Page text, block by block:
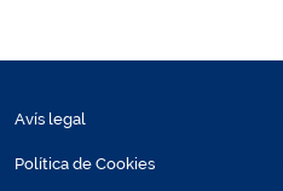
Avís legal
Política de Cookies